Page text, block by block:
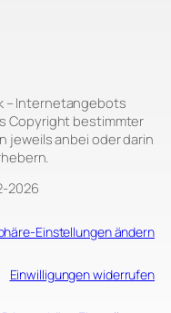
– Internetangebots
Copyright bestimmter
jeweils anbei oder darin
Einstellungen ändern
Einwilligungen widerrufen